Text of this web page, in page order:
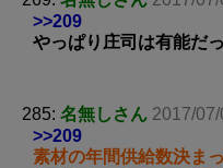
>>209
やっぱり庄司は有能だ
285: 名無しさん 2017/
>>209
素材の年間供給数決ま